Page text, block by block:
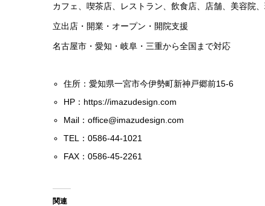
カフェ、喫茶店、レストラン、飲食店、店舗、美容院
立出店・開業・オープン・開院支援
名古屋市・愛知・岐阜・三重から全国まで対応
住所：愛知県一宮市今伊勢町新神戸郷前15-6
HP： https://imazudesign.com
Mail：office@imazudesign.com
TEL：0586-44-1021
FAX：0586-45-2261
関連